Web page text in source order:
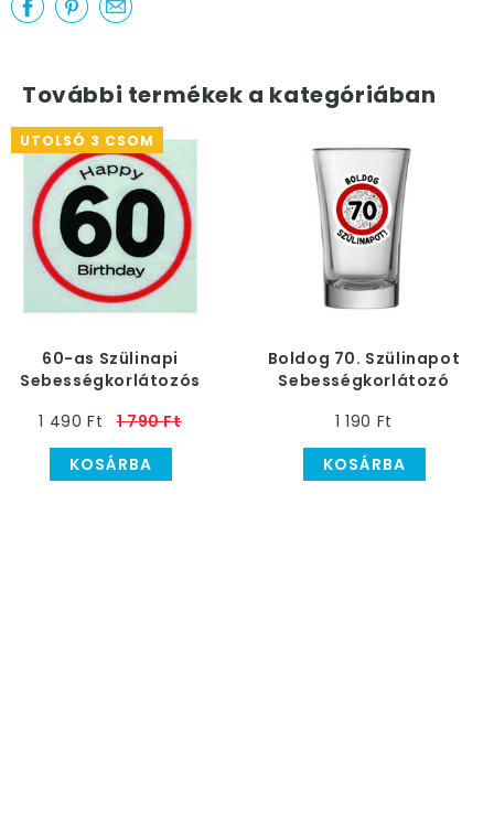
További termékek a kategóriában
UTOLSÓ 3 CSOM
60-as Szülinapi
Sebességkorlátozós
1 490 Ft
1 790 Ft
KOSÁRBA
Boldog 70. Szülinapot
Sebességkorlátozó
1 190 Ft
KOSÁRBA